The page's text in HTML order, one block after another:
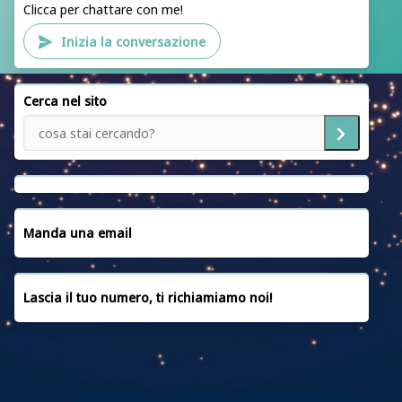
CAF ACLI ROMA
PATRONATO ACLI ROMA
SEDI
SERVIZI
NOTIZIE
EMERGENZA UCRAINA
CONVENZIONI
CONTATTACI
PRIVACY POLICY
Clicca per chattare con me!
Inizia la conversazione
Cerca nel sito
Manda una email
Lascia il tuo numero, ti richiamiamo noi!